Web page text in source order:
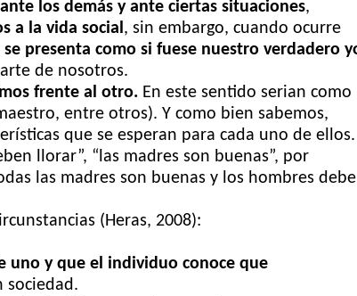
los demás y ante ciertas situaciones,
a la vida social , sin embargo, cuando ocurre
se presenta como si fuese nuestro verdadero
de nosotros.
frente al otro.En este sentido serian como
entre otros). Y como bien sabemos,
que se esperan para cada uno de
llorar”, “las madres son buenas”, por
las madres son buenas y los hombres
(Heras, 2008):
uno y que el individuo conoce que
sociedad.